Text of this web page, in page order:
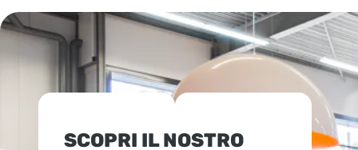
SCOPRI IL NOSTRO